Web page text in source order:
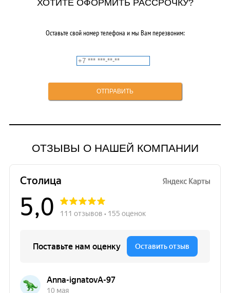
ХОТИТЕ ОФОРМИТЬ РАССРОЧКУ?
Оставьте свой номер телефона и мы Вам перезвоним:
ОТЗЫВЫ О НАШЕЙ КОМПАНИИ